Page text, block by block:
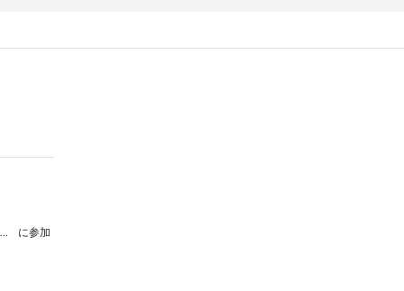
『演劇の問いを育てる〜てつがく対話・永井玲衣〜』 に参加